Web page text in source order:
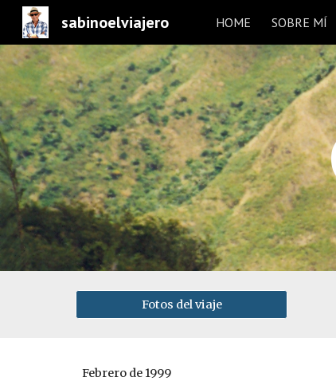
sabinoelviajero HOME SOBRE MÍ
Fotos del viaje
Febrero de 1999